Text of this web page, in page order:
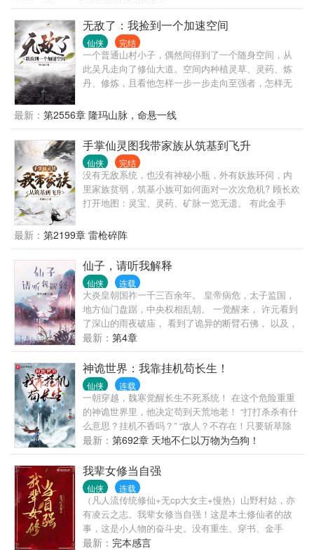
前那样过着996的生活。 就这样吧，安啦安啦，直到
某一天，慈祥的老父附在他耳边轻轻跟他说出了这个
世界的真相。 “什么！那些教廷供奉的神灵真实存在？
“什么！我们家居然是异端？被抓到了就要被吊在绞刑
架上烧死的那种？” 他整个人都不好了，哆哆嗦嗦的
说：“我能把你们都逐出家族吗？” 慈祥的老父亲手掌
摩挲着腰间的皮带，面容变得愈发慈祥。
无敌了：我捡到一个加速空间
仙侠 完结
一个普通山村小子，偶然间得到了一个随身空间，从
此吴凡走向了修仙大道。空间内种植灵草、灵药、炼
丹、修炼，且看他怎样一步一步走向至强者，怎样无
最新： 第2556章 隆玛山脉，命悬一线
手掌仙灵图我带家族从筑基到飞升
仙侠 完结
没有无敌系统，也没有神秘小瓶，外有妖族环伺，内
里家族贫弱，筑基小族可如何面对一次次危机? 顾长欢
打开地图：灵宝、灵药、矿脉一览无遗。 有此金手
毕竟扮猪吃虎闷声发财才是王道啊！ 从筑基小族到仙
界望族，也有人曾问过顾长欢诀窍是什么，顾长欢谦
虚一笑，答曰： “道友过誉，在下不过是运气好了那么
亿点点而已。” 修仙文 家族流 偏凡人流 有金手指 低调
发育 前期节奏慢
最新： 第2199章 雷枪碎阵
仙子，请听我解释
仙侠 连载
大炎皇朝国祚一千三百余年。 皇帝病危，太子监国，
地方仙门盘踞，中央权相乱朝。 一觉醒来， 许元看到
了深山的雨夜破庙， 看到了诡异的断臂石佛， 以及，
那位篝火旁面掩薄纱的黑衣女子。 ... ... 他成了最终
BOSS第三子，身世清白、根正苗红的反派嫡系。 虚
假的反派锦衣玉食坐等被打脸，真实的反派一上来就
被个大冰坨子拎着满世界逃。 金手指? 虚假的反派才
靠金手指发家致富，真正的反派敢于直面惨淡的人
生！ “天不生我许长天，反派万古如长夜。” “........”
“爹，救我！”
最新： 第4章
神诡世界：我靠挂机苟长生！
仙侠 连载
一朝穿越，魏寒觉醒长生不死系统！ 在这个危险重重
的神诡世界里，他决定苟到天荒地老！ “打打杀杀有什
么意思？挂机不香吗？” “敌人？不存在！只要斩草除
根，我就没有敌人！” “暴露？不可能！只要不留活
口，就没人知道我有多强！” 日月如梭，沧海桑田！
魏寒怀着一颗谨慎之心，默默地独行于长生路上。 千
年难得一见的武道奇才？ 万年难遇的修仙天骄？ 镇压
万古的仙门圣地？ 终究敌不过时间的流逝与埋葬！ 只
有魏寒坐看风起云涌，最终无敌于世间！
最新： 第692章 天地不仁以万物为刍狗！
我辈女修当自强
仙侠 连载
（凡人流传统修仙+无cp大女主+慢热）山野村姑，亦
有凌云之志。我辈女修当自强！这是本土修仙者的故
事，这是小人物的奋斗史。没有重生、穿书、金手
指。有的，只是那一往无前的信念和决心！
最新： 完本感言